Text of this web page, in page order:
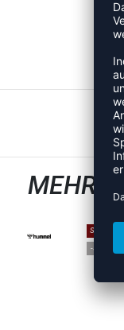
MEHR
SALE
-33%